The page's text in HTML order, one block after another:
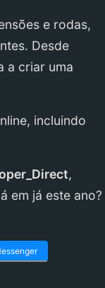
e rodas,
Desde
a criar uma
incluindo
,
em já este ano?